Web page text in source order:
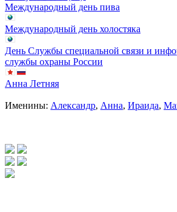
Международный день пива
Международный день холостяка
День Службы специальной связи и
службы охраны России
Анна Летняя
Именины: Александр, Анна, Ираида,